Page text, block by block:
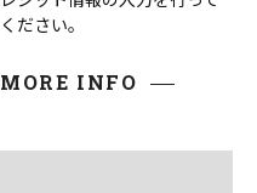
ください。
MORE INFO